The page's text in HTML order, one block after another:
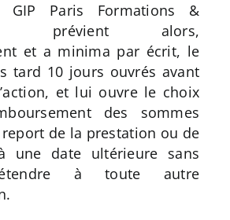
GIP Paris Formations &
prévient alors,
et a minima par écrit, le
tard 10 jours ouvrés avant
et lui ouvre le choix
des sommes
de la prestation ou de
une date ultérieure sans
à toute autre